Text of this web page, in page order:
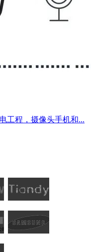
程，摄像头手机和...